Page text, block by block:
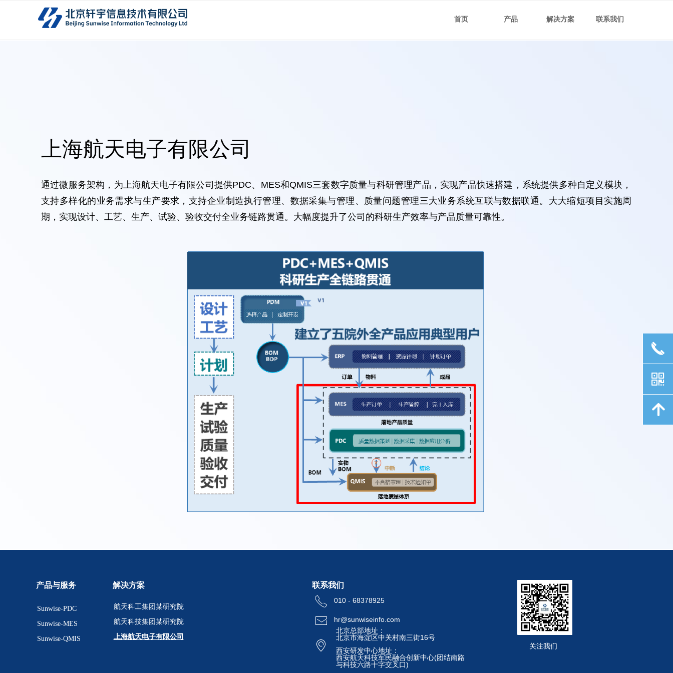
首页 产品 解决方案 联系我们
上海航天电子有限公司
通过微服务架构，为上海航天电子有限公司提供PDC、MES和QMIS三套数字质量与科研管理产品，实现产品快速搭建，系统提供多种自定义模块，
支持多样化的业务需求与生产要求，支持企业制造执行管理、数据采集与管理、质量问题管理三大业务系统互联与数据联通。大大缩短项目实施周
期，实现设计、工艺、生产、试验、验收交付全业务链路贯通。大幅度提升了公司的科研生产效率与产品质量可靠性。
Sunwise-PDC
Sunwise-MES
Sunwise-QMIS
航天科工集团某研究院
航天科技集团某研究院
上海航天电子有限公司
产品与服务 解决方案 联系我们
ꂅ 010 - 68378925
ꂘ hr@sunwiseinfo.com
ꀷ
北京总部地址：
北京市海淀区中关村南三街16号
西安研发中心地址：
西安航天科技军民融合创新中心(团结南路
与科技六路十字交叉口)
关注我们
끅
낃
녕